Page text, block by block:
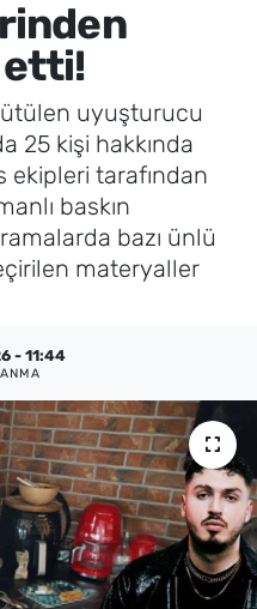
etti!
uyuşturucu
25 kişi hakkında
ekipleri tarafından
baskın
bazı ünlü
materyaller
- 11:44